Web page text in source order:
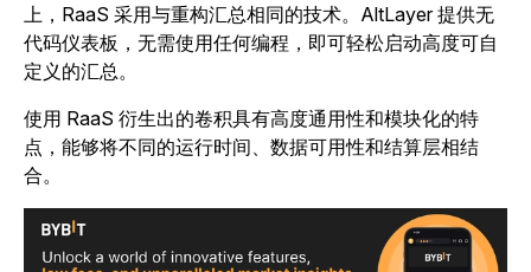
上，RaaS 采用与重构汇总相同的技术。AltLayer 提供无
代码仪表板，无需使用任何编程，即可轻松启动高度可自
定义的汇总。
使用 RaaS 衍生出的卷积具有高度通用性和模块化的特
点，能够将不同的运行时间、数据可用性和结算层相结
合。